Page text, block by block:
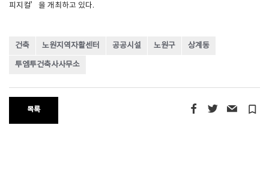
피지컬’을 개최하고 있다.
건축 노원지역자활센터 공공시설 노원구 상계동
투엠투건축사사무소
목록 turned_in_not